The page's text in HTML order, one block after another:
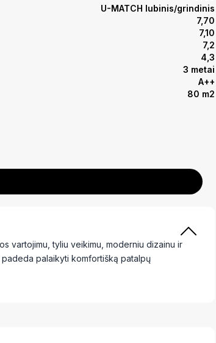
U-MATCH lubinis/grindinis
7,70
7,10
7,2
4,3
3 metai
A++
80 m2
vartojimu, tyliu veikimu, moderniu dizainu ir
palaikyti komfortišką patalpų